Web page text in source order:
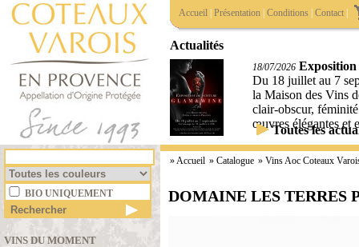
Accueil Présentation Conditions Contact
Actualités
18/07/2026
Du 18 juillet au 7
la Maison des Vins
clair-obscur,
œuvres élégantes et
Toutes les
BIO UNIQUEMENT
VINS DU MOMENT
»Accueil » Catalogue » Vins Aoc Coteaux
DOMAINE LES TERRES